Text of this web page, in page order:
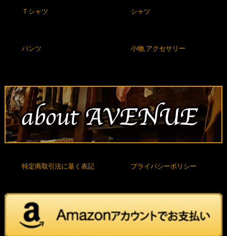
Ｔシャツ シャツ
パンツ 小物,アクセサリー
特定商取引法に基く表記 プライバシーポリシー